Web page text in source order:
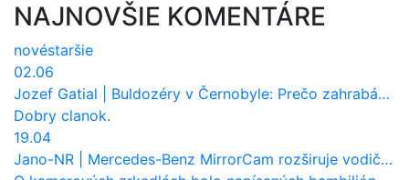
NAJNOVŠIE KOMENTÁRE
novéstaršie
02.06
Jozef Gatial
Buldozéry v Černobyle: Prečo zahrabávali Červený les pod zem?
Dobry clanok.
19.04
Jano-NR
Mercedes-Benz MirrorCam rozširuje vodičovi výhľad a uberá autobusom odpor vzduchu